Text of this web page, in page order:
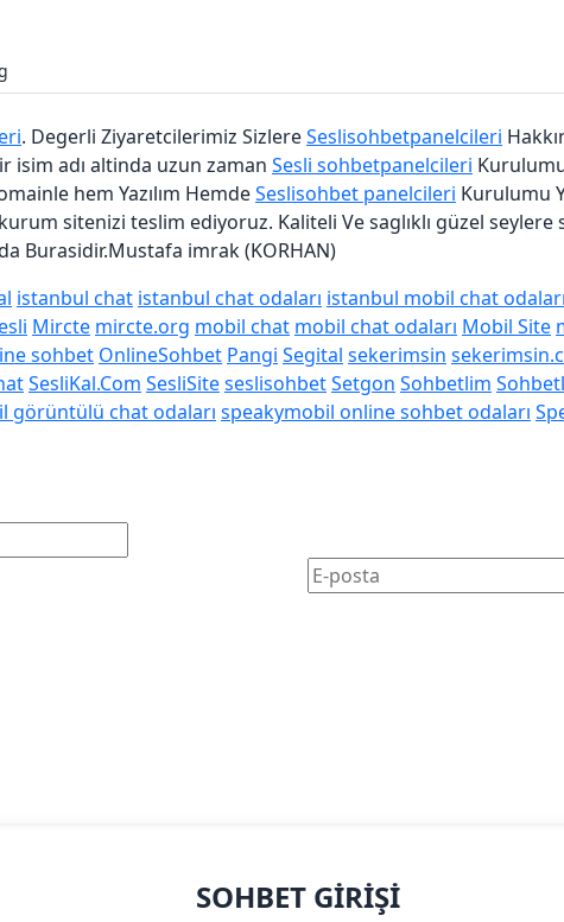
. Degerli Ziyaretcilerimiz SizlereSeslisohbetpanelcileri
isim adı altinda uzun zaman Sesli sohbetpanelcileri
hem Yazılım HemdeSeslisohbet panelcileri Kurulumu
sitenizi teslim ediyoruz. Kaliteli Ve saglıklı güzel seylere
Burasidir.Mustafa imrak (KORHAN)
istanbul chat istanbul chat odaları istanbul mobil chat odaları
Mircte mircte.org mobil chat mobil chat odaları Mobil Site
sohbet OnlineSohbet Pangi Segital sekerimsin
SesliKal.Com SesliSiteseslisohbetSetgon Sohbetlim
görüntülü chat odaları speakymobil online sohbet odaları
SOHBET GIRIŞI